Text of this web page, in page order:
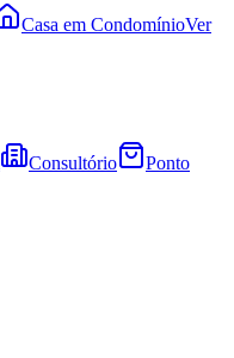
Casa em CondomínioVer
Consultório
Ponto